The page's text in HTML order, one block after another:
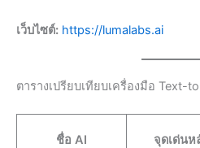
เว็บไซต์: https://lumalabs.ai
ตารางเปรียบเทียบเครื่องมือ Text-
ชื่อ AI จุดเด่นห